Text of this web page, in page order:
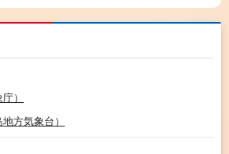
）
方気象台）